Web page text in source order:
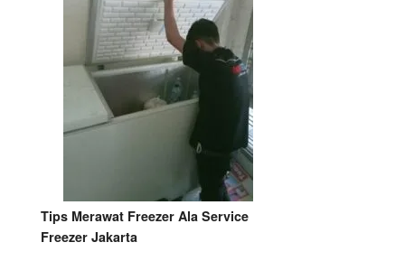
Tips Merawat Freezer Ala Service
Freezer Jakarta